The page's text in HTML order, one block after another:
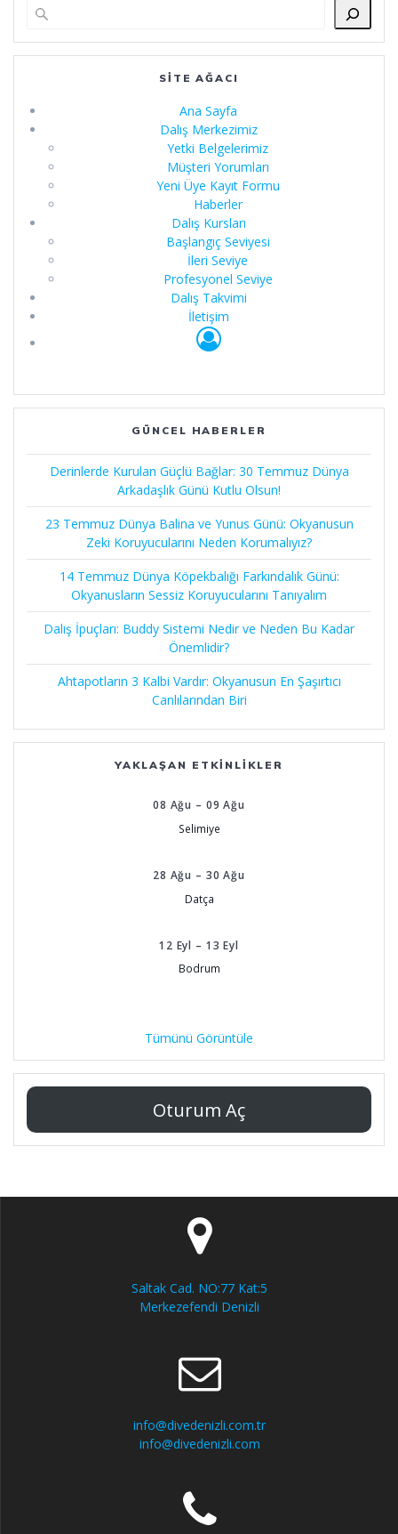
SITE AĞACI
Ana Sayfa
Dalış Merkezimiz
Yetki Belgelerimiz
Müşteri Yorumları
Yeni Üye Kayıt Formu
Haberler
Dalış Kursları
Başlangıç Seviyesi
İleri Seviye
Profesyonel Seviye
Dalış Takvimi
İletişim
GÜNCEL HABERLER
Derinlerde Kurulan Güçlü Bağlar: 30 Temmuz Dünya
Arkadaşlık Günü Kutlu Olsun!
23 Temmuz Dünya Balina ve Yunus Günü: Okyanusun
Zeki Koruyucularını Neden Korumalıyız?
14 Temmuz Dünya Köpekbalığı Farkındalık Günü:
Okyanusların Sessiz Koruyucularını Tanıyalım
Dalış İpuçları: Buddy Sistemi Nedir ve Neden Bu Kadar
Önemlidir?
Ahtapotların 3 Kalbi Vardır: Okyanusun En Şaşırtıcı
Canlılarından Biri
YAKLAŞAN ETKINLIKLER
08 Ağu – 09 Ağu
Selimiye
28 Ağu – 30 Ağu
Datça
12 Eyl – 13 Eyl
Bodrum
Tümünü Görüntüle
Oturum Aç
Saltak Cad. NO:77 Kat:5
Merkezefendi Denizli
info@divedenizli.com.tr
info@divedenizli.com